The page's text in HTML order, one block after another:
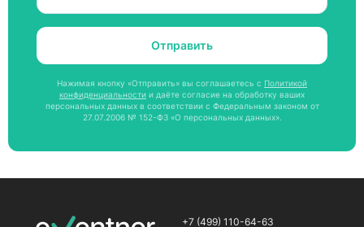
Отправить
Нажимая кнопку «Отправить» вы соглашаетесь с Политикой
конфиденциальности и даёте согласие на обработку ваших
персональных данных в соответствии с Федеральным законом от
27.07.2006 № 152-ФЗ «О персональных данных».
+7 (499) 110-64-63